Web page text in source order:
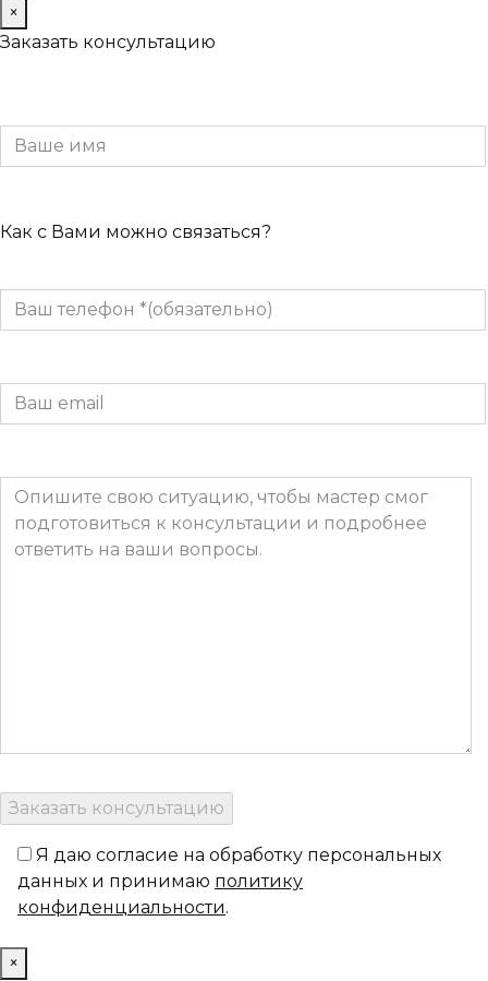
×
Заказать консультацию
Как с Вами можно связаться?
Я даю согласие на обработку персональных
данных и принимаю политику
конфиденциальности.
×